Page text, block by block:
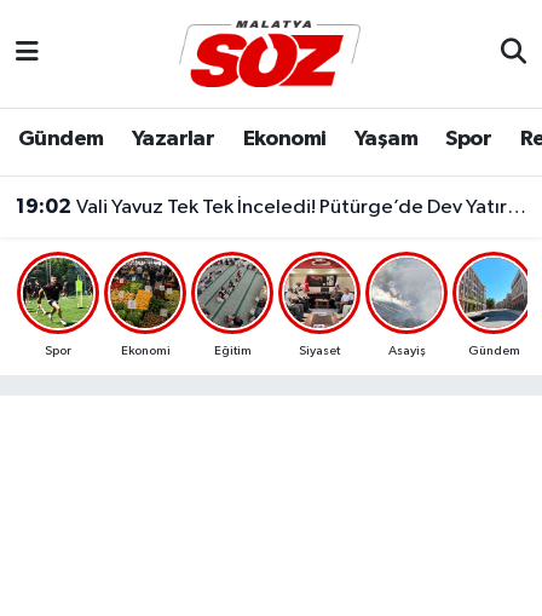
Gündem Yazarlar Ekonomi Yaşam Spor
19:02 Vali Yavuz Tek Tek İnceledi! Pütürge’de Dev Yatırımlar Masada..
Spor Ekonomi Eğitim Siyaset Asayiş Gündem
Dünya
Eğitim
Ekonomi
Malatya Nöbetçi Eczaneler
Malatya Namaz Vakitleri
Malatya Trafik Yoğunluk Haritası
Süper Lig Puan Durumu ve Fikstür